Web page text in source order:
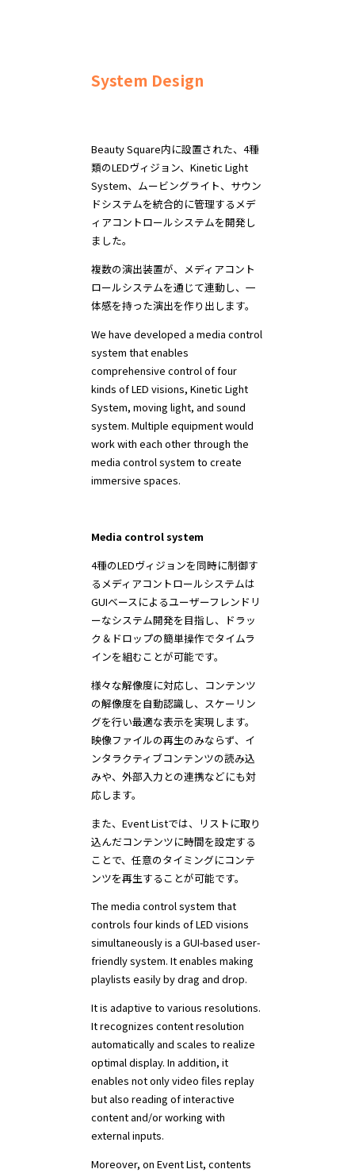
System Design
Beauty Square内に設置された、4種
類のLEDヴィジョン、Kinetic Light
System、ムービングライト、サウン
ドシステムを統合的に管理するメデ
ィアコントロールシステムを開発し
ました。
複数の演出装置が、メディアコント
ロールシステムを通じて連動し、一
体感を持った演出を作り出します。
We have developed a media control
system that enables
comprehensive control of four
kinds of LED visions, Kinetic Light
System, moving light, and sound
system. Multiple equipment would
work with each other through the
media control system to create
immersive spaces.
Media control system
4種のLEDヴィジョンを同時に制御す
るメディアコントロールシステムは
GUIベースによるユーザーフレンドリ
ーなシステム開発を目指し、ドラッ
ク＆ドロップの簡単操作でタイムラ
インを組むことが可能です。
様々な解像度に対応し、コンテンツ
の解像度を自動認識し、スケーリン
グを行い最適な表示を実現します。
映像ファイルの再生のみならず、イ
ンタラクティブコンテンツの読み込
みや、外部入力との連携などにも対
応します。
また、Event Listでは、リストに取り
込んだコンテンツに時間を設定する
ことで、任意のタイミングにコンテ
ンツを再生することが可能です。
The media control system that
controls four kinds of LED visions
simultaneously is a GUI-based user-
friendly system. It enables making
playlists easily by drag and drop.
It is adaptive to various resolutions.
It recognizes content resolution
automatically and scales to realize
optimal display. In addition, it
enables not only video files replay
but also reading of interactive
content and/or working with
external inputs.
Moreover, on Event List, contents